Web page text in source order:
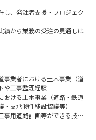
し、発注者支援・プロジェク
績から業務の受注の見通しは
けるマネジメント業務等
イザリー業務等
在宅にて行って頂きます。
事業者における土木事業（道
や工事監理経験
おける土木事業（道路・鉄道
支承物件移設協議等）
事用道路計画等ができる技
計・工事監理経験
事業者 ・行政経験者